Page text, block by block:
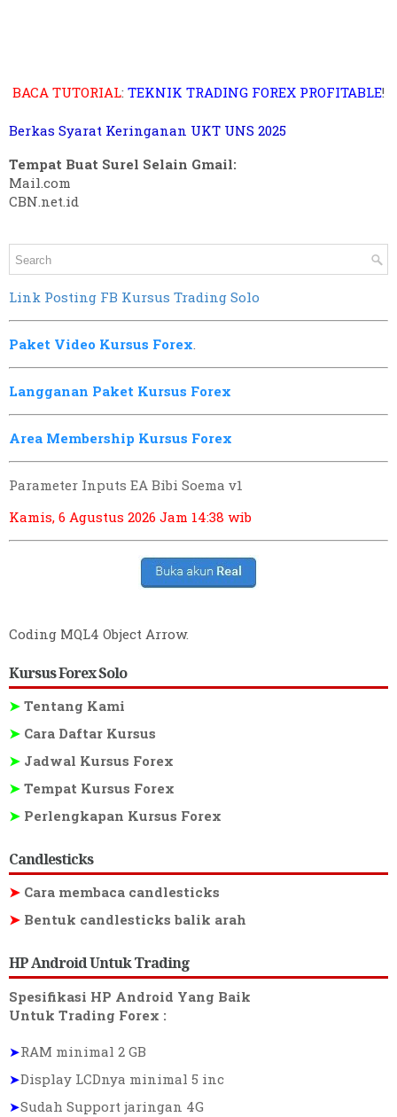
BACA TUTORIAL: TEKNIK TRADING FOREX PROFITABLE!
Berkas Syarat Keringanan UKT UNS 2025
Tempat Buat Surel Selain Gmail:
Mail.com
CBN.net.id
Link Posting FB Kursus Trading Solo
Paket Video Kursus Forex.
Langganan Paket Kursus Forex
Area Membership Kursus Forex
Parameter Inputs EA Bibi Soema v1
Kamis, 6 Agustus 2026 Jam 14:38 wib
Coding MQL4 Object Arrow.
Kursus Forex Solo
➤ Tentang Kami
➤ Cara Daftar Kursus
➤ Jadwal Kursus Forex
➤ Tempat Kursus Forex
➤ Perlengkapan Kursus Forex
Candlesticks
➤ Cara membaca candlesticks
➤ Bentuk candlesticks balik arah
HP Android Untuk Trading
Spesifikasi HP Android Yang Baik
Untuk Trading Forex :
➤RAM minimal 2 GB
➤Display LCDnya minimal 5 inc
➤Sudah Support jaringan 4G